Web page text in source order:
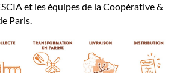
et les équipes de la Coopérative &
Paris.